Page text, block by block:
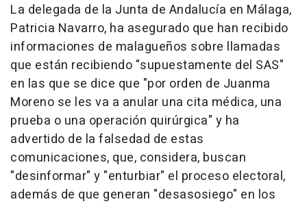
La delegada de la Junta de Andalucía en Málaga,
Patricia Navarro, ha asegurado que han recibido
informaciones de malagueños sobre llamadas
que están recibiendo "supuestamente del SAS"
en las que se dice que "por orden de Juanma
Moreno se les va a anular una cita médica, una
prueba o una operación quirúrgica" y ha
advertido de la falsedad de estas
comunicaciones, que, considera, buscan
"desinformar" y "enturbiar" el proceso electoral,
además de que generan "desasosiego" en los